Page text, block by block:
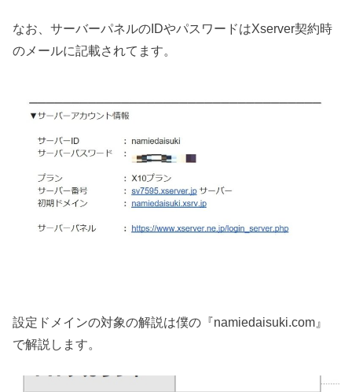
なお、サーバーパネルのIDやパスワードはXserver契約時
のメールに記載されてます。
設定ドメインの対象の解説は僕の『namiedaisuki.com』
で解説します。